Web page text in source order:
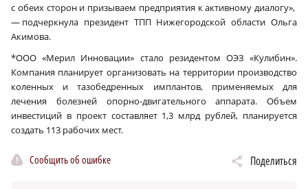
с обеих сторон и призываем предприятия к активному диалогу»,
— подчеркнула президент ТПП Нижегородской области Ольга
Акимова.
*ООО «Мерил Инновации» стало резидентом ОЭЗ «Кулибин».
Компания планирует организовать на территории производство
коленных и тазобедренных имплантов, применяемых для
лечения болезней опорно-двигательного аппарата. Объем
инвестиций в проект составляет 1,3 млрд рублей, планируется
создать 113 рабочих мест.
Сообщить об ошибке Поделиться